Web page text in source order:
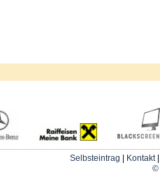
Selbsteintrag Kontakt
©